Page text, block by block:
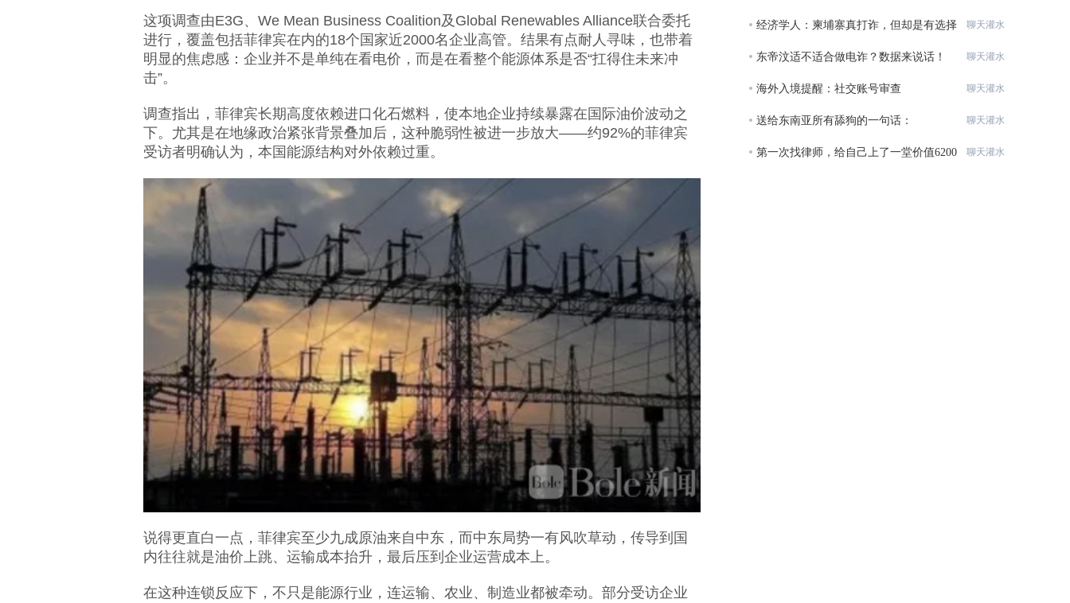
这项调查由E3G、We Mean Business Coalition及Global Renewables Alliance联合委托
进行，覆盖包括菲律宾在内的18个国家近2000名企业高管。结果有点耐人寻味，也带着
明显的焦虑感：企业并不是单纯在看电价，而是在看整个能源体系是否“扛得住未来冲
击”。
调查指出，菲律宾长期高度依赖进口化石燃料，使本地企业持续暴露在国际油价波动之
下。尤其是在地缘政治紧张背景叠加后，这种脆弱性被进一步放大——约92%的菲律宾
受访者明确认为，本国能源结构对外依赖过重。
说得更直白一点，菲律宾至少九成原油来自中东，而中东局势一有风吹草动，传导到国
内往往就是油价上跳、运输成本抬升，最后压到企业运营成本上。
在这种连锁反应下，不只是能源行业，连运输、农业、制造业都被牵动。部分受访企业
经济学人：柬埔寨真打诈，但却是有选择
聊天灌水
东帝汶适不适合做电诈？数据来说话！ 聊天灌水
海外入境提醒：社交账号审查 聊天灌水
送给东南亚所有舔狗的一句话： 聊天灌水
第一次找律师，给自己上了一堂价值6200
聊天灌水